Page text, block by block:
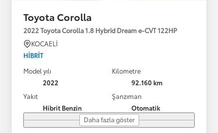
Toyota Corolla
2022 Toyota Corolla 1.8 Hybrid Dream e-CVT 122HP
KOCAELİ
HIBRIT
Model yılı
2022
Kilometre
92.160 km
Yakıt
Hibrit Benzin
Şanzıman
Otomatik
Daha fazla göster